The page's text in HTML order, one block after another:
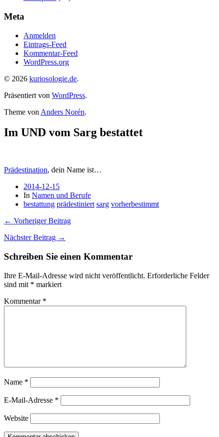
Meta
Anmelden
Eintrags-Feed
Kommentar-Feed
WordPress.org
© 2026 kuriosologie.de.
Präsentiert von WordPress.
Theme von Anders Norén.
Im UND vom Sarg bestattet
Prädestination, dein Name ist…
2014-12-15
In Namen und Berufe
bestattung prädestiniert sarg vorherbestimmt
← Vorheriger Beitrag
Nächster Beitrag →
Schreiben Sie einen Kommentar
Ihre E-Mail-Adresse wird nicht veröffentlicht. Erforderliche Felder
sind mit * markiert
Kommentar *
Name *
E-Mail-Adresse *
Website